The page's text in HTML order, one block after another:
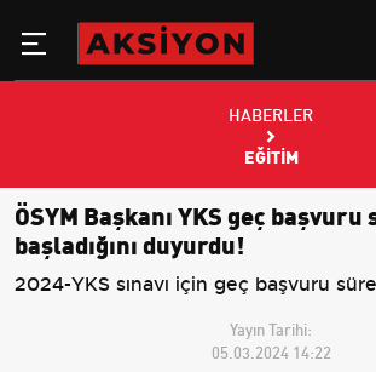
HABERLER
EĞITIM
ÖSYM Başkanı YKS geç
başladığını duyurdu!
2024-YKS sınavı için geç başvuru
Yayın Tarihi:
05.03.2024 14:22